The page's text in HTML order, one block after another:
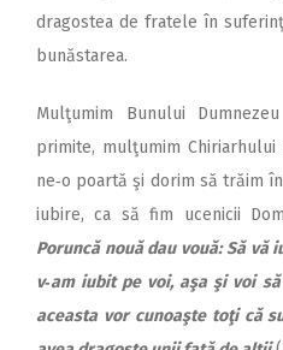
dragostea de fratele în
bunăstarea.
Mulţumim Bunului
primite, mulţumim
ne‑o poartă şi dorim să trăim
iubire, ca să fim ucenicii
Poruncă nouă dau vouă: Să vă
v‑am iubit pe voi, aşa şi voi
aceasta vor cunoaşte toţi că